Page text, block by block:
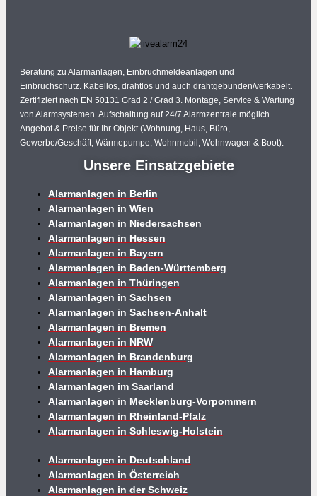
Beratung zu Alarmanlagen, Einbruchmeldeanlagen und
Einbruchschutz. Kabellos, drahtlos und auch drahtgebunden/verkabelt.
Zertifiziert nach EN 50131 Grad 2 / Grad 3. Montage, Service & Wartung
von Alarmsystemen. Aufschaltung auf 24/7 Alarmzentrale möglich.
Angebot & Preise für Ihr Objekt (Wohnung, Haus, Büro,
Gewerbe/Geschäft, Wärmepumpe, Wohnmobil, Wohnwagen & Boot).
Unsere Einsatzgebiete
Alarmanlagen in Berlin
Alarmanlagen in Wien
Alarmanlagen in Niedersachsen
Alarmanlagen in Hessen
Alarmanlagen in Bayern
Alarmanlagen in Baden-Württemberg
Alarmanlagen in Thüringen
Alarmanlagen in Sachsen
Alarmanlagen in Sachsen-Anhalt
Alarmanlagen in Bremen
Alarmanlagen in NRW
Alarmanlagen in Brandenburg
Alarmanlagen in Hamburg
Alarmanlagen im Saarland
Alarmanlagen in Mecklenburg-Vorpommern
Alarmanlagen in Rheinland-Pfalz
Alarmanlagen in Schleswig-Holstein
Alarmanlagen in Deutschland
Alarmanlagen in Österreich
Alarmanlagen in der Schweiz